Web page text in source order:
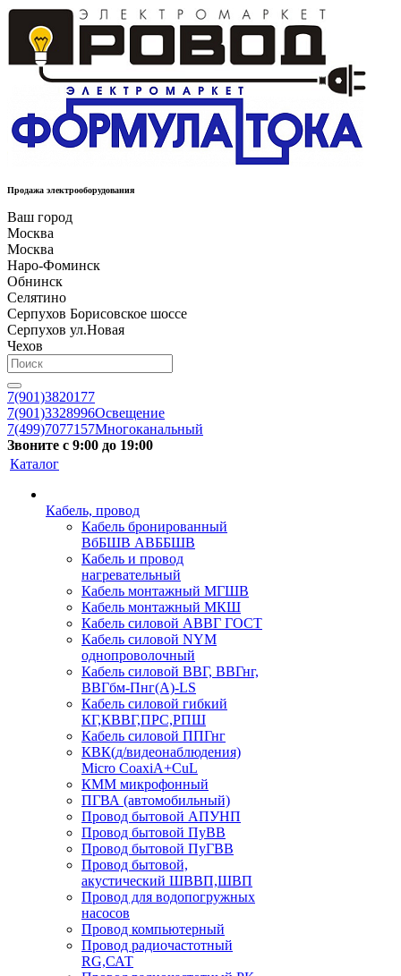
Продажа электрооборудования
Ваш город
Москва
Москва
Наро-Фоминск
Обнинск
Селятино
Серпухов Борисовское шоссе
Серпухов ул.Новая
Чехов
7(901)3820177
7(901)3328996Освещение
7(499)7077157Многоканальный
Звоните с 9:00 до 19:00
Каталог
Кабель, провод
Кабель бронированный
ВбБШВ АВББШВ
Кабель и провод
нагревательный
Кабель монтажный МГШВ
Кабель монтажный МКШ
Кабель силовой АВВГ ГОСТ
Кабель силовой NYM
однопроволочный
Кабель силовой ВВГ, ВВГнг,
ВВГбм-Пнг(А)-LS
Кабель силовой гибкий
КГ,КВВГ,ПРС,РПШ
Кабель силовой ППГнг
КВК(д/видеонаблюдения)
Micro CoaxiA+CuL
КММ микрофонный
ПГВА (автомобильный)
Провод бытовой АПУНП
Провод бытовой ПуВВ
Провод бытовой ПуГВВ
Провод бытовой,
акустический ШВВП,ШВП
Провод для водопогружных
насосов
Провод компьютерный
Провод радиочастотный
RG,САТ